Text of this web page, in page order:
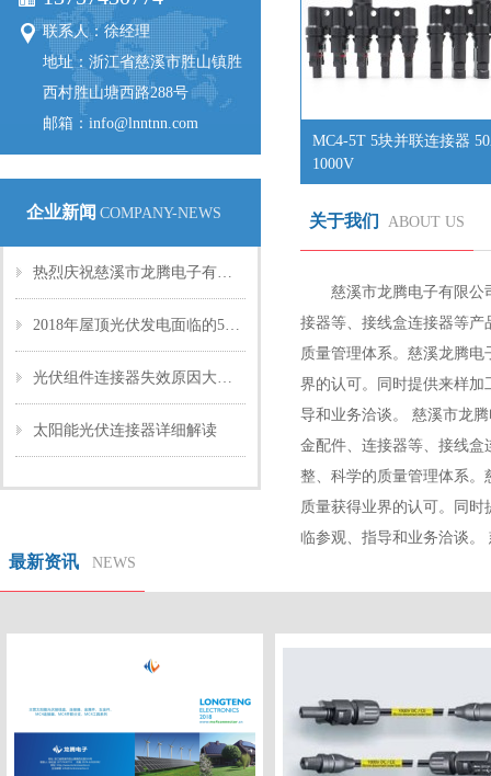
联系人：徐经理
地址：浙江省慈溪市胜山镇胜
西村胜山塘西路288号
邮箱：info@lnntnn.com
企业新闻 COMPANY-NEWS
热烈庆祝慈溪市龙腾电子有限公司网站开通！
2018年屋顶光伏发电面临的5个关键问题
光伏组件连接器失效原因大揭秘
太阳能光伏连接器详细解读
MC4-5T 5块并联连接器
1000V
关于我们 ABOUT US
慈溪市龙腾电子有限公
接器等、接线盒连接器等
质量管理体系。慈溪龙腾
界的认可。同时提供来样
导和业务洽谈。 慈溪市龙
金配件、连接器等、接线
整、科学的质量管理体系
质量获得业界的认可。同
临参观、指导和业务洽谈。
最新资讯 NEWS